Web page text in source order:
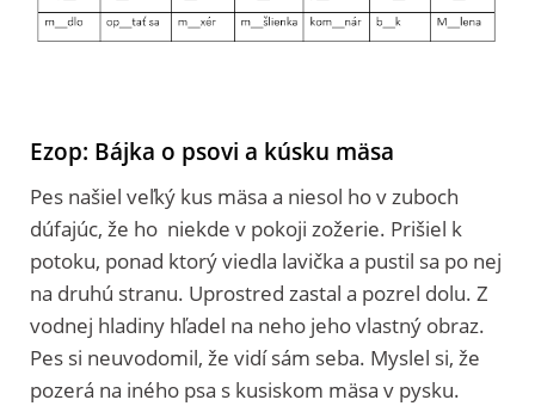
Ezop: Bájka o psovi a kúsku mäsa
Pes našiel veľký kus mäsa a niesol ho v zuboch
dúfajúc, že ho niekde v pokoji zožerie. Prišiel k
potoku, ponad ktorý viedla lavička a pustil sa po nej
na druhú stranu. Uprostred zastal a pozrel dolu. Z
vodnej hladiny hľadel na neho jeho vlastný obraz.
Pes si neuvodomil, že vidí sám seba. Myslel si, že
pozerá na iného psa s kusiskom mäsa v pysku.